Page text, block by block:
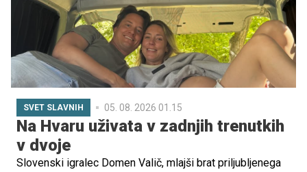
SVET SLAVNIH 05. 08. 2026 01.15
Na Hvaru uživata v zadnjih trenutkih
v dvoje
Slovenski igralec Domen Valič, mlajši brat priljubljenega